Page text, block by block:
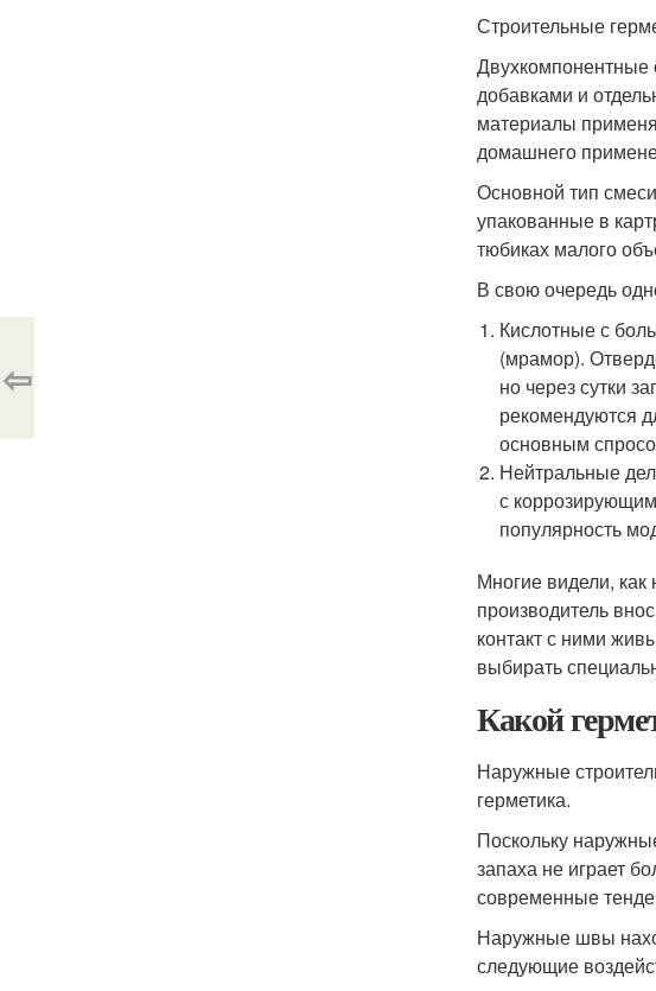
Строительные
Двухкомпонентные
добавками и
материалы
домашнего
Основной тип
упакованные в
тюбиках малого
В свою очередь
Кислотные с
(мрамор).
но через сутки
рекомендуются
основным
Нейтральные
с
популярность
Многие видели, как
производитель
контакт с ними
выбирать
Какой
Наружные
герметика.
Поскольку
запаха не играет
современные
Наружные швы
следующие
⇦